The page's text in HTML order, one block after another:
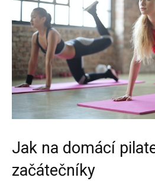
Jak na domácí
začátečníky